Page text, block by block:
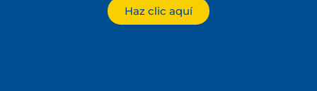
Haz clic aquí